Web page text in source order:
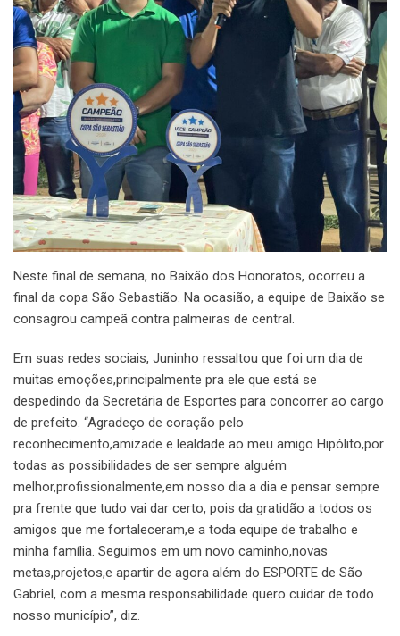
Neste final de semana, no Baixão dos Honoratos, ocorreu a
final da copa São Sebastião. Na ocasião, a equipe de Baixão se
consagrou campeã contra palmeiras de central.
Em suas redes sociais, Juninho ressaltou que foi um dia de
muitas emoções,principalmente pra ele que está se
despedindo da Secretária de Esportes para concorrer ao cargo
de prefeito. “Agradeço de coração pelo
reconhecimento,amizade e lealdade ao meu amigo Hipólito,por
todas as possibilidades de ser sempre alguém
melhor,profissionalmente,em nosso dia a dia e pensar sempre
pra frente que tudo vai dar certo, pois da gratidão a todos os
amigos que me fortaleceram,e a toda equipe de trabalho e
minha família. Seguimos em um novo caminho,novas
metas,projetos,e apartir de agora além do ESPORTE de São
Gabriel, com a mesma responsabilidade quero cuidar de todo
nosso município”, diz.